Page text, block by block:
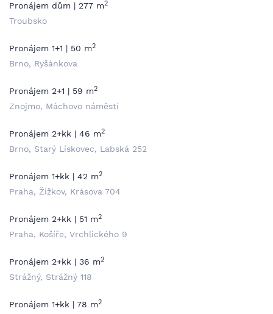
Pronájem dům | 277 m2
Troubsko
Pronájem 1+1 | 50 m2
Brno, Ryšánkova
Pronájem 2+1 | 59 m2
Znojmo, Máchovo náměstí
Pronájem 2+kk | 46 m2
Brno, Starý Lískovec, Labská 252
Pronájem 1+kk | 42 m2
Praha, Žižkov, Krásova 704
Pronájem 2+kk | 51 m2
Praha, Košíře, Vrchlického 9
Pronájem 2+kk | 36 m2
Strážný, Strážný 118
Pronájem 1+kk | 78 m2